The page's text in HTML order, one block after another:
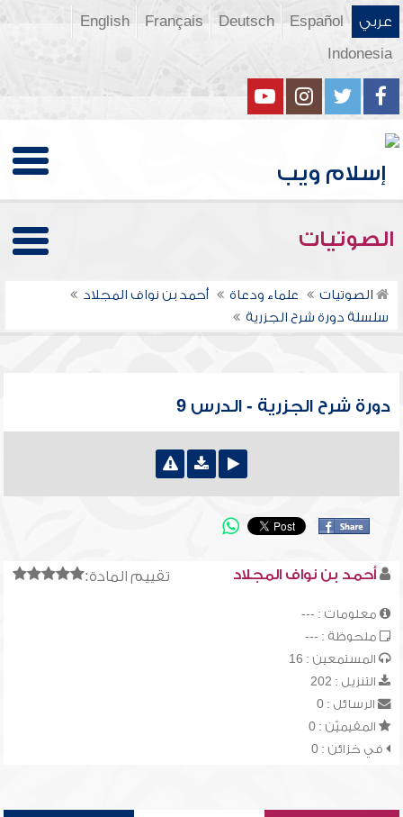
عربي Español
Deutsch
Français
English
Indonesia
الصوتيات
الصوتيات علماء ودعاة
أحمد بن نواف المجلاد
سلسلة دورة شرح الجزرية
دورة شرح الجزرية - الدرس 9
تقييم المادة: أحمد بن نواف المجلاد
معلومات : ---
ملحوظة : ---
المستمعين : 16
التنزيل : 202
الرسائل : 0
المقيميّن : 0
في خزائن : 0